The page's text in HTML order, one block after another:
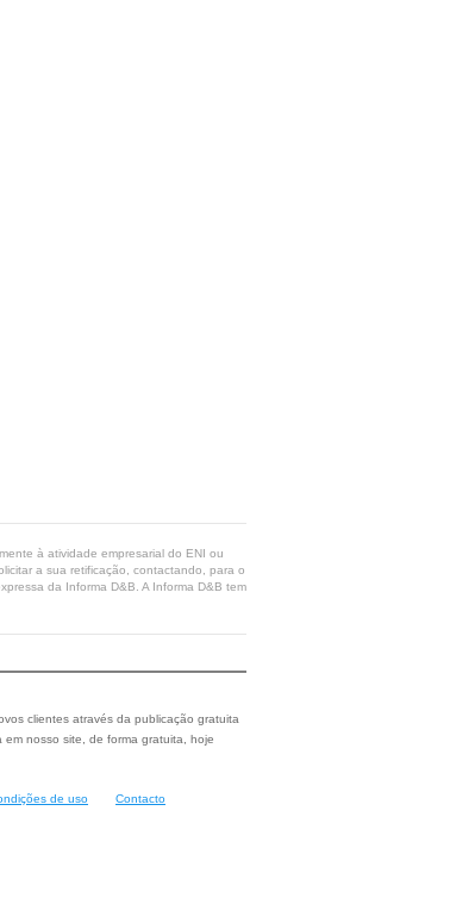
à atividade empresarial do ENI ou
a sua retificação, contactando, para o
da Informa D&B. A Informa D&B tem
clientes através da publicação gratuita
nosso site, de forma gratuita, hoje
de uso Contacto